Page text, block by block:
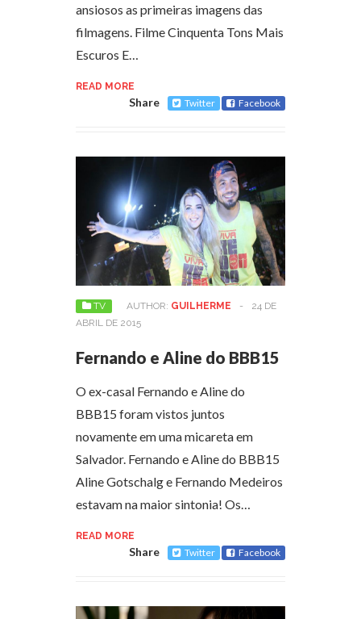
ansiosos as primeiras imagens das
filmagens. Filme Cinquenta Tons Mais
Escuros E…
READ MORE
Share Twitter Facebook
TV AUTHOR: GUILHERME -
24 DE
ABRIL DE 2015
Fernando e Aline do BBB15
O ex-casal Fernando e Aline do
BBB15 foram vistos juntos
novamente em uma micareta em
Salvador. Fernando e Aline do BBB15
Aline Gotschalg e Fernando Medeiros
estavam na maior sintonia! Os…
READ MORE
Share Twitter Facebook